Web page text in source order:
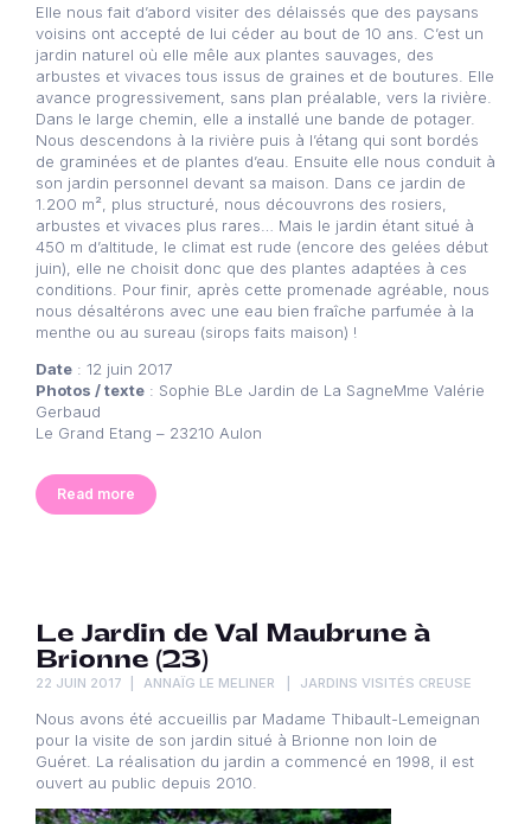
Elle nous fait d’abord visiter des délaissés que des paysans
voisins ont accepté de lui céder au bout de 10 ans. C’est un
jardin naturel où elle mêle aux plantes sauvages, des
arbustes et vivaces tous issus de graines et de boutures. Elle
avance progressivement, sans plan préalable, vers la rivière.
Dans le large chemin, elle a installé une bande de potager.
Nous descendons à la rivière puis à l’étang qui sont bordés
de graminées et de plantes d’eau. Ensuite elle nous conduit à
son jardin personnel devant sa maison. Dans ce jardin de
1.200 m², plus structuré, nous découvrons des rosiers,
arbustes et vivaces plus rares… Mais le jardin étant situé à
450 m d’altitude, le climat est rude (encore des gelées début
juin), elle ne choisit donc que des plantes adaptées à ces
conditions. Pour finir, après cette promenade agréable, nous
nous désaltérons avec une eau bien fraîche parfumée à la
menthe ou au sureau (sirops faits maison) !
Date : 12 juin 2017
Photos / texte : Sophie BLe Jardin de La SagneMme Valérie
Gerbaud
Le Grand Etang – 23210 Aulon
Read more
Le Jardin de Val Maubrune à
Brionne (23)
22 JUIN 2017 ANNAÏG LE MELINER JARDINS VISITÉS CREUSE
Nous avons été accueillis par Madame Thibault-Lemeignan
pour la visite de son jardin situé à Brionne non loin de
Guéret. La réalisation du jardin a commencé en 1998, il est
ouvert au public depuis 2010.